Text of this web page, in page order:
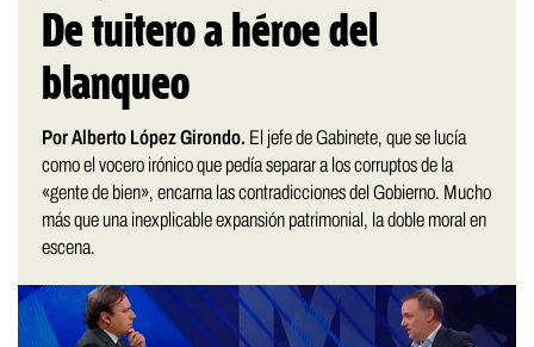
De tuitero a héroe del
blanqueo
Por Alberto López Girondo. El jefe de Gabinete, que se lucía
como el vocero irónico que pedía separar a los corruptos de la
«gente de bien», encarna las contradicciones del Gobierno. Mucho
más que una inexplicable expansión patrimonial, la doble moral en
escena.